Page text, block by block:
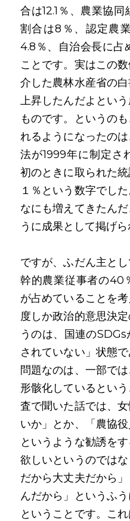
合は12.1％、農業協
割合は8％、認定農
4.8％、自治会長に占
ことです。実はこの
介した農林水産省の
上昇したんだよとい
ものです。というの
れるようになったの
法が1999年に制定さ
初のときに取られた
１％という数字でし
なにも増えてきたん
うに成果として掲げら
ですが、ふだん主と
幹的農業従事者の40
が占めていることを
度しか政治的意思決
うのは、国連の
されていない」状態
問題なのは、一部で
形骸化しているとい
査で聞いた話では、
いか」とか、「農協
というような勧誘を
欲しいというのでは
だから大丈夫だから
んだから」というふ
ということです。こ